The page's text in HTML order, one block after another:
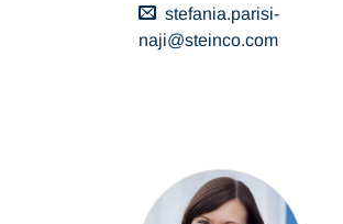
stefania.parisi-
naji
steinco com